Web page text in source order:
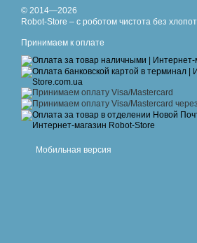
© 2014—2026
Robot-Store – с роботом чистота без хлопот
Принимаем к оплате
Мобильная версия